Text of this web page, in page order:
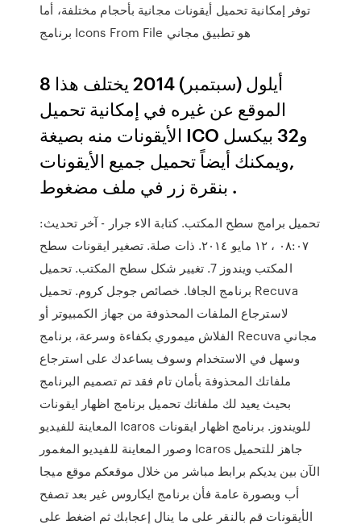
توفر إمكانية تحميل أيقونات مجانية بأحجام مختلفة، أما
برنامج Icons From File هو تطبيق مجاني
8 أيلول (سبتمبر) 2014 يختلف هذا
الموقع عن غيره في إمكانية تحميل
الأيقونات منه بصيغة ICO و32 بيكسل
,ويمكنك أيضاً تحميل جميع الأيقونات
بنقرة زر في ملف مضغوط .
تحميل برامج سطح المكتب. كتابة الاء جرار - آخر تحديث:
٠٨:٠٧ ، ١٢ مايو ٢٠١٤. ذات صلة. تصغير ايقونات سطح
المكتب ويندوز 7. تغيير شكل سطح المكتب. تحميل
برنامج الجافا. خصائص جوجل كروم. تحميل Recuva
لاسترجاع الملفات المحذوفة من جهاز الكمبيوتر أو
الفلاش ميموري بكفاءة وسرعة، برنامج Recuva مجاني
وسهل في الاستخدام وسوف يساعدك على استرجاع
ملفاتك المحذوفة بأمان تام فقد تم تصميم البرنامج
بحيث يعيد لك ملفاتك تحميل برنامج اظهار ايقونات
المعاينة للفيديو Icaros للويندوز. برنامج اظهار ايقونات
وصور المعاينة للفيديو المغمور Icaros جاهز للتحميل
الآن بين يديكم برابط مباشر من خلال موقعكم موقع ميجا
أب وبصورة عامة فأن برنامج ايكاروس غير بعد تصفح
الأيقونات قم بالنقر على ما ينال إعجابك ثم اضغط على